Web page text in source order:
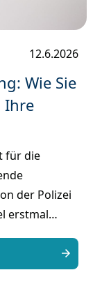
12.6.2026
Wie Sie
Ihre
für die
der Polizei
erstmal
jedoch
kennen und